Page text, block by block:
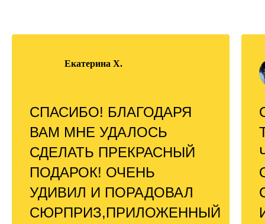
Екатерина Х.
СПАСИБО! БЛАГОДАРЯ
ВАМ МНЕ УДАЛОСЬ
СДЕЛАТЬ ПРЕКРАСНЫЙ
ПОДАРОК! ОЧЕНЬ
УДИВИЛ И ПОРАДОВАЛ
СЮРПРИЗ,ПРИЛОЖЕННЫЙ